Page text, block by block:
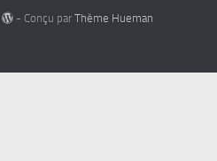
- Conçu par Thème Hueman